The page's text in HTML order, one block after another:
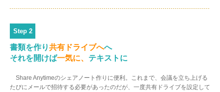
Step 2
書類を作り共有ドライブへへ
それを開けば一気に、 テキストに
Share Anytimeのシェアノート作りに便利。これまで、会議を立ち上げる
たびにメールで招待する必要があったのだが、一度共有ドライブを設定して